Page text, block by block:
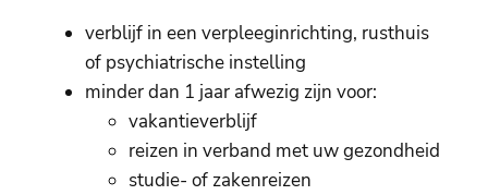
verblijf in een verpleeginrichting, rusthuis
of psychiatrische instelling
minder dan 1 jaar afwezig zijn voor:
vakantieverblijf
reizen in verband met uw gezondheid
studie- of zakenreizen